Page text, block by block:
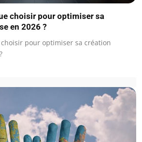
choisir pour optimiser sa
en 2026 ?
pour optimiser sa création